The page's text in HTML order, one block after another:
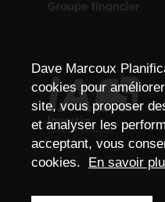
Dave Marcoux
cookies pour
site, vous proposer
et analyser les
acceptant, vous
cookies. En savoir